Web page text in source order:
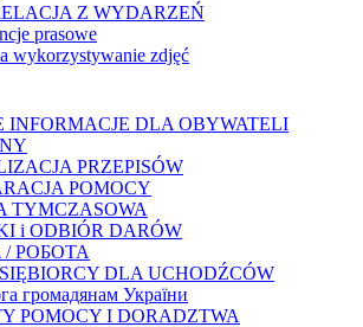
Z WYDARZEŃ
prasowe
wykorzystywanie zdjęć
INFORMACJE DLA OBYWATELI
PRZEPISÓW
POMOCY
TYMCZASOWA
i ODBIÓR DARÓW
/ РОБОТА
DLA UCHODŹCÓW
громадянам України
POMOCY I DORADZTWA